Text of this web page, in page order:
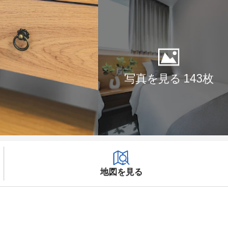
写真を見る 143枚
地図を見る